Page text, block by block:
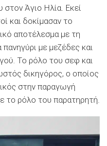
Άγιο Ηλία. Εκεί
και δοκίμασαν το
αποτέλεσμα με τη
με μεζέδες και
Το ρόλο του σεφ και
δικηγόρος, ο οποίος
στην παραγωγή
το ρόλο του παρατηρητή.